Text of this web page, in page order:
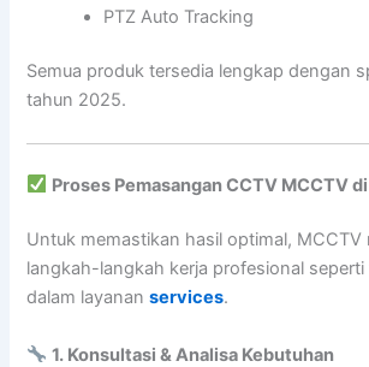
PTZ Auto Tracking
Semua produk tersedia lengkap dengan
tahun 2025.
Proses Pemasangan CCTV MCCTV
Untuk memastikan hasil optimal, MCCTV
langkah-langkah kerja profesional
dalam layanan services.
1. Konsultasi & Analisa Kebutuhan